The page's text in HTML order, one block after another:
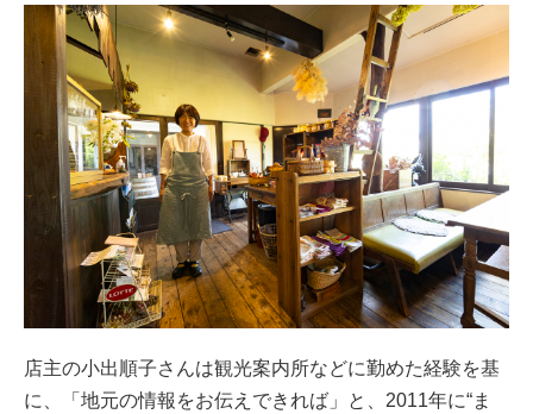
店主の小出順子さんは観光案内所などに勤めた経験を基
に、「地元の情報をお伝えできれば」と、2011年に“ま